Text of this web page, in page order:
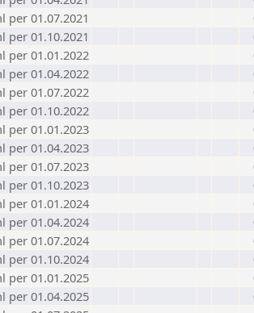
per 01.07.2021
per 01.10.2021
per 01.01.2022
per 01.04.2022
per 01.07.2022
per 01.10.2022
per 01.01.2023
per 01.04.2023
per 01.07.2023
per 01.10.2023
per 01.01.2024
per 01.04.2024
per 01.07.2024
per 01.10.2024
per 01.01.2025
per 01.04.2025